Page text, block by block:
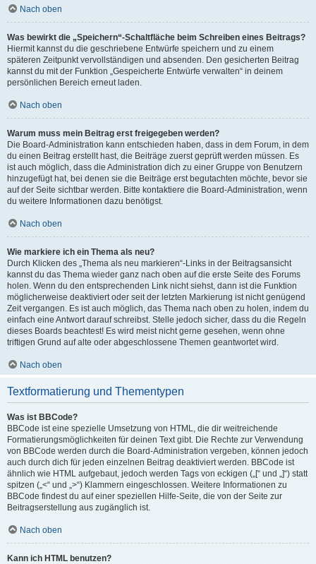
Nach oben
Was bewirkt die „Speichern“-Schaltfläche beim Schreiben eines Beitrags?
Hiermit kannst du die geschriebene Entwürfe speichern und zu einem
späteren Zeitpunkt vervollständigen und absenden. Den gesicherten Beitrag
kannst du mit der Funktion „Gespeicherte Entwürfe verwalten“ in deinem
persönlichen Bereich erneut laden.
Nach oben
Warum muss mein Beitrag erst freigegeben werden?
Die Board-Administration kann entschieden haben, dass in dem Forum, in dem
du einen Beitrag erstellt hast, die Beiträge zuerst geprüft werden müssen. Es
ist auch möglich, dass die Administration dich zu einer Gruppe von Benutzern
hinzugefügt hat, bei denen sie die Beiträge erst begutachten möchte, bevor sie
auf der Seite sichtbar werden. Bitte kontaktiere die Board-Administration, wenn
du weitere Informationen dazu benötigst.
Nach oben
Wie markiere ich ein Thema als neu?
Durch Klicken des „Thema als neu markieren“-Links in der Beitragsansicht
kannst du das Thema wieder ganz nach oben auf die erste Seite des Forums
holen. Wenn du den entsprechenden Link nicht siehst, dann ist die Funktion
möglicherweise deaktiviert oder seit der letzten Markierung ist nicht genügend
Zeit vergangen. Es ist auch möglich, das Thema nach oben zu holen, indem du
einfach eine Antwort darauf schreibst. Stelle jedoch sicher, dass du die Regeln
dieses Boards beachtest! Es wird meist nicht gerne gesehen, wenn ohne
triftigen Grund auf alte oder abgeschlossene Themen geantwortet wird.
Nach oben
Textformatierung und Thementypen
Was ist BBCode?
BBCode ist eine spezielle Umsetzung von HTML, die dir weitreichende
Formatierungsmöglichkeiten für deinen Text gibt. Die Rechte zur Verwendung
von BBCode werden durch die Board-Administration vergeben, können jedoch
auch durch dich für jeden einzelnen Beitrag deaktiviert werden. BBCode ist
ähnlich wie HTML aufgebaut, jedoch werden Tags von eckigen („[“ und „]“) statt
spitzen („<“ und „>“) Klammern eingeschlossen. Weitere Informationen zu
BBCode findest du auf einer speziellen Hilfe-Seite, die von der Seite zur
Beitragserstellung aus zugänglich ist.
Nach oben
Kann ich HTML benutzen?